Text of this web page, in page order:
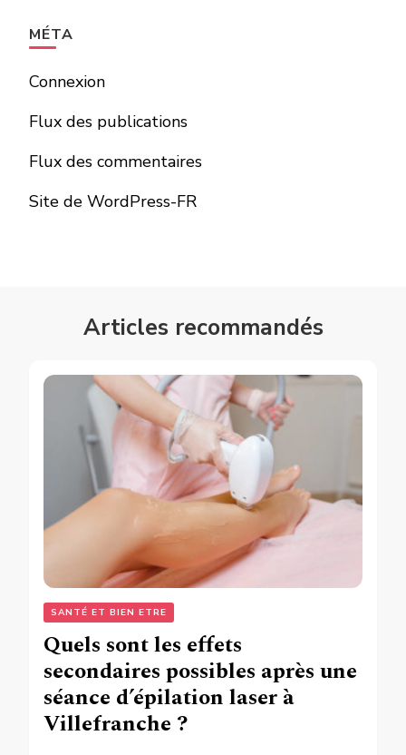
MÉTA
Connexion
Flux des publications
Flux des commentaires
Site de WordPress-FR
Articles recommandés
SANTÉ ET BIEN ETRE
Quels sont les effets
secondaires possibles après une
séance d’épilation laser à
Villefranche ?